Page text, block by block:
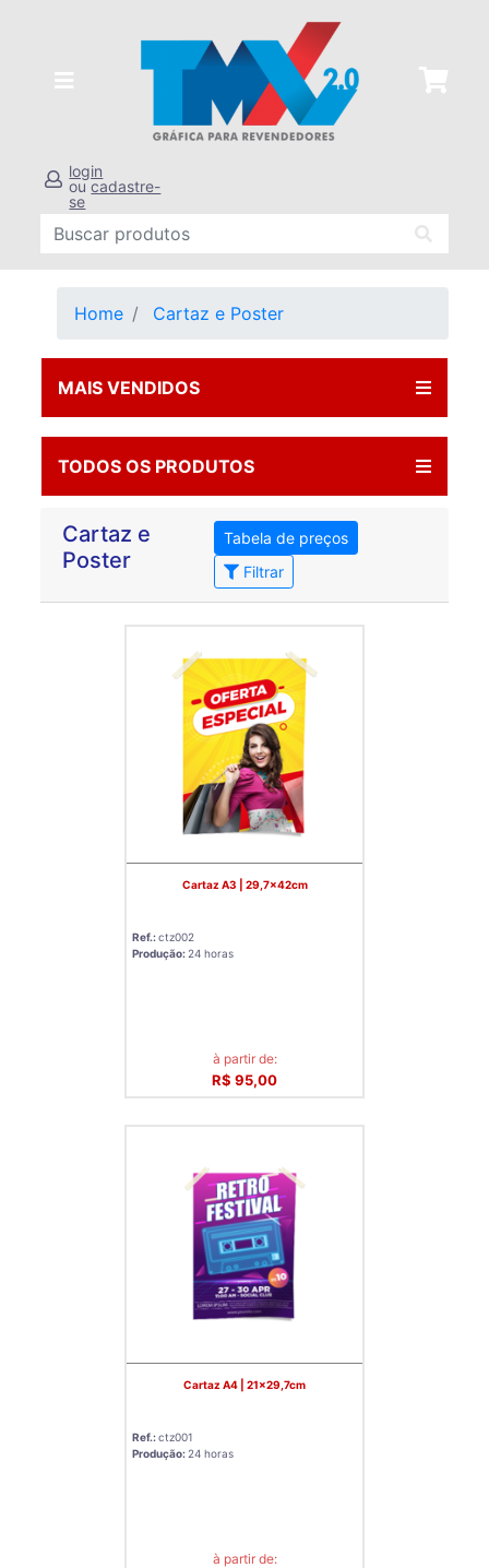
login
oucadastre-
se
Home Cartaz e Poster
MAIS VENDIDOS
TODOS OS PRODUTOS
Cartaz e
Poster
Tabela de preços
Filtrar
Cartaz A3 | 29,7x42cm
Ref.:ctz002
Produção: 24 horas
à partir de:
R$ 95,00
Cartaz A4 | 21x29,7cm
Ref.:ctz001
Produção: 24 horas
à partir de: